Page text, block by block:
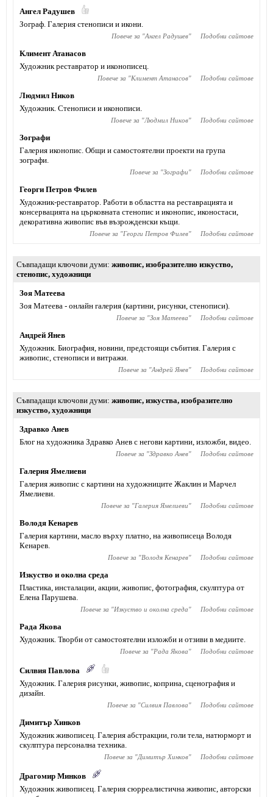
Ангел Радушев
Зограф. Галерия стенописи и икони.
Повече за "Ангел Радушев" Подобни сайтове
Климент Атанасов
Художник реставратор и иконописец.
Повече за "Климент Атанасов" Подобни сайтове
Людмил Ников
Художник. Стенописи и иконописи.
Повече за "Людмил Ников" Подобни сайтове
Зографи
Галерия иконопис. Общи и самостоятелни проекти на група
зографи.
Повече за "Зографи" Подобни сайтове
Георги Петров Филев
Художник-реставратор. Работи в областта на реставрацията и
консервацията на църковната стенопис и иконопис, иконостаси,
декоративна живопис във възрожденски къщи.
Повече за "Георги Петров Филев" Подобни сайтове
Съвпадащи ключови думи живопис, изобразително изкуство,
стенопис, художници
Зоя Матеева
Зоя Матеева - онлайн галерия (картини, рисунки, стенописи).
Повече за "Зоя Матеева" Подобни сайтове
Андрей Янев
Художник. Биография, новини, предстоящи събития. Галерия с
живопис, стенописи и витражи.
Повече за "Андрей Янев" Подобни сайтове
Съвпадащи ключови думи живопис, изкуства, изобразително
изкуство, художници
Здравко Анев
Блог на художника Здравко Анев с негови картини, изложби, видео.
Повече за "Здравко Анев" Подобни сайтове
Галерия Ямелиеви
Галерия живопис с картини на художниците Жаклин и Марчел
Ямелиеви.
Повече за "Галерия Ямелиеви" Подобни сайтове
Володя Кенарев
Галерия картини, масло върху платно, на живописеца Володя
Кенарев.
Повече за "Володя Кенарев" Подобни сайтове
Изкуство и околна среда
Пластика, инсталации, акции, живопис, фотография, скулптура от
Елена Парушева.
Повече за "Изкуство и околна среда" Подобни сайтове
Рада Якова
Художник. Творби от самостоятелни изложби и отзиви в медиите.
Повече за "Рада Якова" Подобни сайтове
Силвия Павлова
Художник. Галерия рисунки, живопис, коприна, сценография и
дизайн.
Повече за "Силвия Павлова" Подобни сайтове
Димитър Хинков
Художник живописец. Галерия абстракции, голи тела, натюрморт и
скулптура персонална техника.
Повече за "Димитър Хинков" Подобни сайтове
Драгомир Минков
Художник живописец. Галерия сюрреалистична живопис, авторски